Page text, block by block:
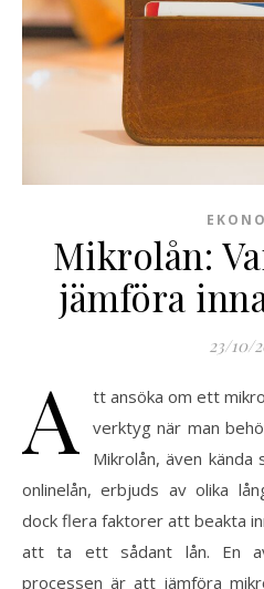
Mikrolån:
jämföra
23/10/
A
tt ansöka om ett
verktyg när man
Mikrolån, även kända
onlinelån, erbjuds av olika
dock flera faktorer att beakta
att ta ett sådant lån. En
processen är att jämföra